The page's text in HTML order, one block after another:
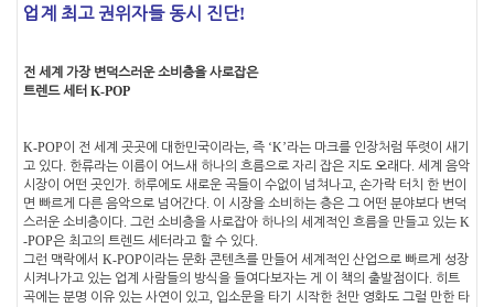
업계 최고 권위자들 동시 진단!
전 세계 가장 변덕스러운 소비층을 사로잡은
트렌드 세터 K-POP
K-POP이 전 세계 곳곳에 대한민국이라는, 즉 ‘K’라는 마크를 인장처럼 뚜렷이 새기
고 있다. 한류라는 이름이 어느새 하나의 흐름으로 자리 잡은 지도 오래다. 세계 음악
시장이 어떤 곳인가. 하루에도 새로운 곡들이 수없이 넘쳐나고, 손가락 터치 한 번이
면 빠르게 다른 음악으로 넘어간다. 이 시장을 소비하는 층은 그 어떤 분야보다 변덕
스러운 소비층이다. 그런 소비층을 사로잡아 하나의 세계적인 흐름을 만들고 있는 K
-POP은 최고의 트렌드 세터라고 할 수 있다.
그런 맥락에서 K-POP이라는 문화 콘텐츠를 만들어 세계적인 산업으로 빠르게 성장
시켜나가고 있는 업계 사람들의 방식을 들여다보자는 게 이 책의 출발점이다. 히트
곡에는 분명 이유 있는 사연이 있고, 입소문을 타기 시작한 천만 영화도 그럴 만한 타